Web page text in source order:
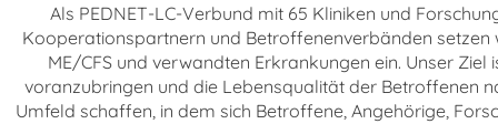
Als PEDNET-LC-Verbund mit 65 Kliniken und
Kooperationspartnern und Betroffenenverbänden setzen
ME/CFS und verwandten Erkrankungen ein. Unser
voranzubringen und die Lebensqualität der Betroffenen
Umfeld schaffen, in dem sich Betroffene, Angehörige,